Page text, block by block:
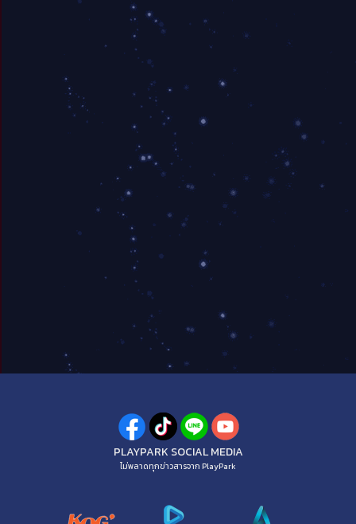
PLAYPARK SOCIAL MEDIA
ไม่พลาดทุกข่าวสารจาก PlayPark